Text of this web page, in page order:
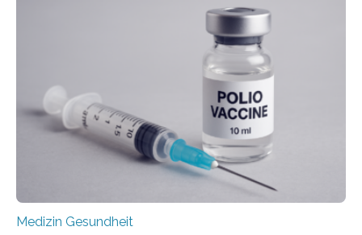
Dringend benötigt werden zielgerichtete Therapien, die
nur Tumorschwachstellen angreifen und normales
Gewebe verschonen. Forschende um Daniel Merk vom
Hertie-Institut für klinische Hirnforschung am
Universitätsklinikum Tübingen haben eine solche
Schwachstelle im Erbgut einer Untergruppe des
Medulloblastoms gefunden. Die Wilhelm Sander-
Stiftung unterstützte das Projekt…
Medizin Gesundheit